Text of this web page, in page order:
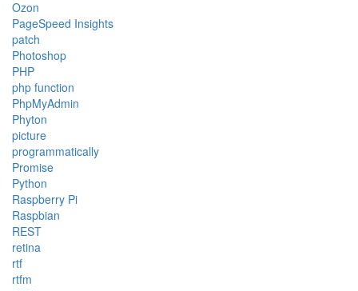
Ozon
PageSpeed Insights
patch
Photoshop
PHP
php function
PhpMyAdmin
Phyton
picture
programmatically
Promise
Python
Raspberry Pi
Raspbian
REST
retina
rtf
rtfm